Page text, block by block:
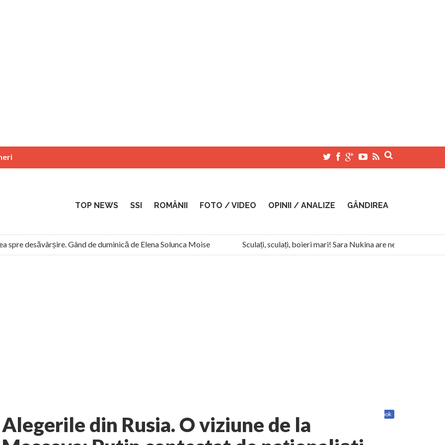
TOP NEWS SSI ROMÂNII FOTO / VIDEO OPINII / ANALIZE GÂNDIREA
desăvârșire. Gând de duminică de Elena Solunca Moise
Sculați, sculați, boieri mari! Sara Nukina are nevoie de ajutorul
“românii sunt slavi, nu latini”. Fostul agent ceaușist de la Humanitas militează pentru federalizarea României
Facebook
Alegerile din Rusia. O viziune de la